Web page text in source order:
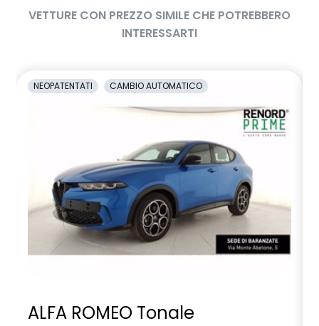
VETTURE CON PREZZO SIMILE CHE POTREBBERO
INTERESSARTI
NEOPATENTATI CAMBIO AUTOMATICO
ALFA ROMEO Tonale